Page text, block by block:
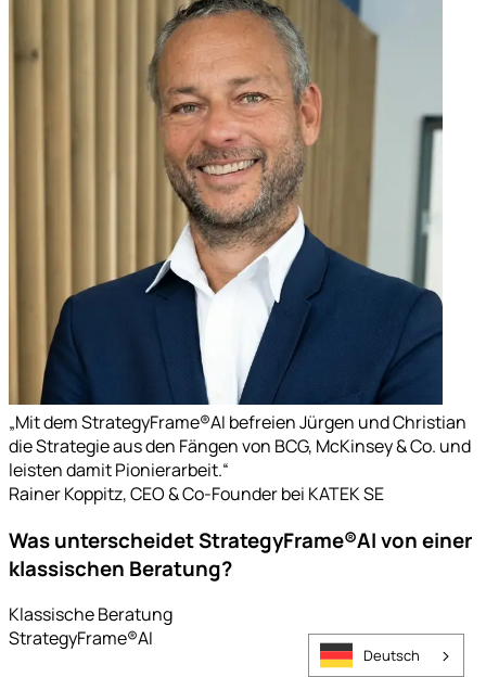
„Mit dem StrategyFrame®AI befreien Jürgen und Christian
die Strategie aus den Fängen von BCG, McKinsey & Co. und
leisten damit Pionierarbeit.“
Rainer Koppitz,CEO & Co-Founderbei KATEK SE
Was unterscheidet StrategyFrame®AI von einer
klassischen Beratung?
Klassische Beratung
StrategyFrame®AI
Deutsch